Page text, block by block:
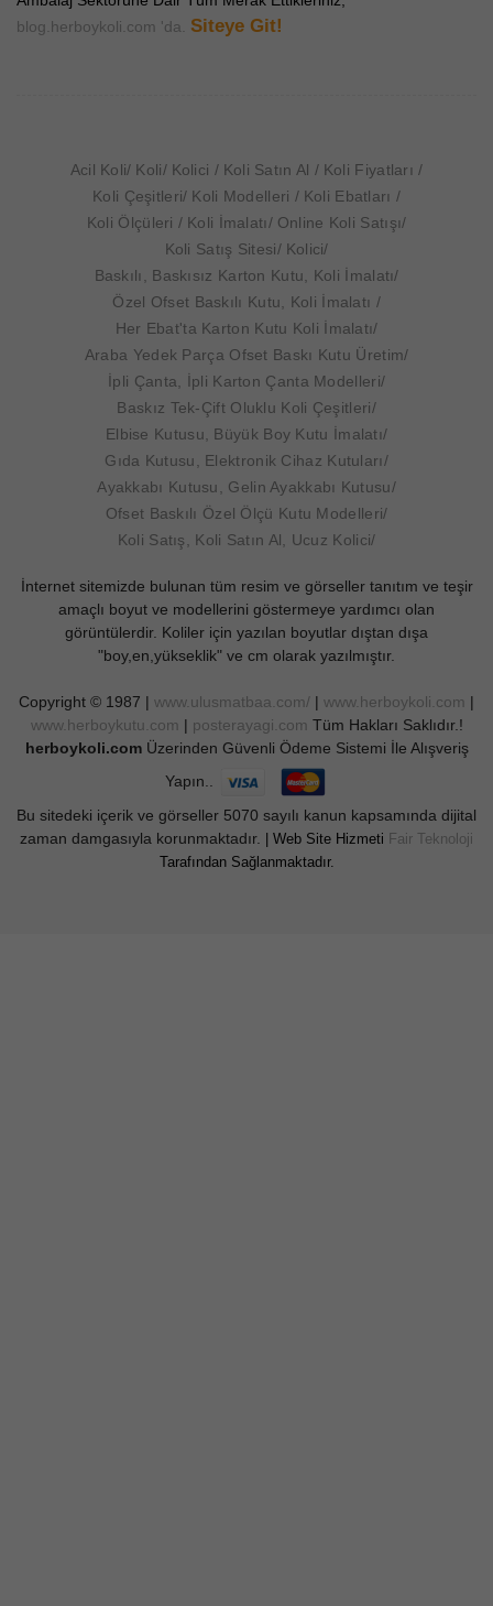
blog.herboykoli.com 'da.
Siteye Git!
Acil Koli Koli Kolici Koli Satın Al
Koli Fiyatları
Koli Çeşitleri Koli Modelleri
Koli Ebatları
Koli Ölçüleri Koli İmalatı
Online Koli Satışı
Koli Satış Sitesi
Kolici
Baskılı, Baskısız Karton Kutu, Koli İmalatı
Özel Ofset Baskılı Kutu, Koli İmalatı
Her Ebat'ta Karton Kutu Koli İmalatı
Araba Yedek Parça Ofset Baskı Kutu Üretim
İpli Çanta, İpli Karton Çanta Modelleri
Baskız Tek-Çift Oluklu Koli Çeşitleri
Elbise Kutusu, Büyük Boy Kutu İmalatı
Gıda Kutusu, Elektronik Cihaz Kutuları
Ayakkabı Kutusu, Gelin Ayakkabı Kutusu
Ofset Baskılı Özel Ölçü Kutu Modelleri
Koli Satış, Koli Satın Al, Ucuz Kolici
İnternet sitemizde bulunan tüm resim ve görseller tanıtım ve teşir
amaçlı boyut ve modellerini göstermeye yardımcı olan
görüntülerdir. Koliler için yazılan boyutlar dıştan dışa
"boy,en,yükseklik" ve cm olarak yazılmıştır.
Copyright © 1987 | www.ulusmatbaa.com/ | www.herboykoli.com |
www.herboykutu.com | posterayagi.com Tüm Hakları Saklıdır.!
herboykoli.comÜzerinden Güvenli Ödeme Sistemi İle Alışveriş
Yapın..
Bu sitedeki içerik ve görseller 5070 sayılı kanun kapsamında dijital
zaman damgasıyla korunmaktadır.
| Web Site Hizmeti Fair Teknoloji
Tarafından Sağlanmaktadır.